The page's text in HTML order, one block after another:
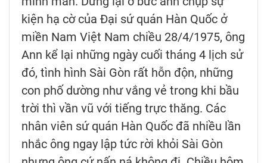
kiện hạ cờ của Đại sứ quán Hàn Quốc ở
miền Nam Việt Nam chiều 28/4/1975, ông
Ann kể lại những ngày cuối tháng 4 lịch sử
đó, tình hình Sài Gòn rất hỗn độn, những
con phố dường như vắng vẻ trong khi bầu
trời thì vần vũ với tiếng trực thăng. Các
nhân viên sứ quán Hàn Quốc đã nhiều lần
nhắc ông ngay lập tức rời khỏi Sài Gòn